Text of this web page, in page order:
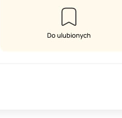
Do ulubionych